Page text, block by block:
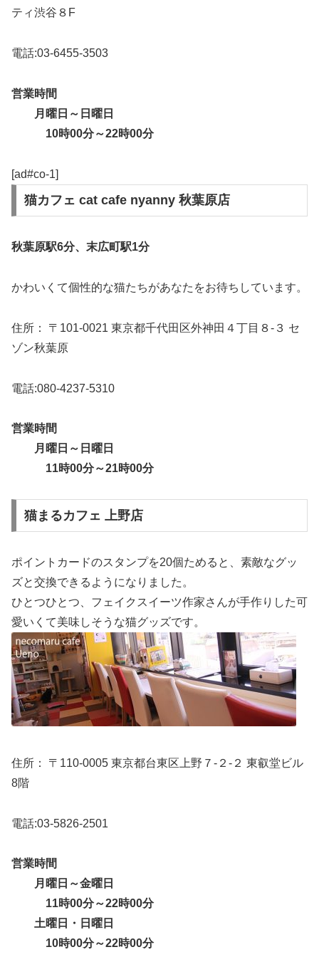
ティ渋谷８F
電話:03-6455-3503
営業時間
月曜日～日曜日
10時00分～22時00分
[ad#co-1]
猫カフェ cat cafe nyanny 秋葉原店
秋葉原駅6分、末広町駅1分
かわいくて個性的な猫たちがあなたをお待ちしています。
住所： 〒101-0021 東京都千代田区外神田４丁目８-３ セ
ゾン秋葉原
電話:080-4237-5310
営業時間
月曜日～日曜日
11時00分～21時00分
猫まるカフェ 上野店
ポイントカードのスタンプを20個ためると、素敵なグッ
ズと交換できるようになりました。
ひとつひとつ、フェイクスイーツ作家さんが手作りした可
愛いくて美味しそうな猫グッズです。
住所： 〒110-0005 東京都台東区上野７-２-２ 東叡堂ビル
8階
電話:03-5826-2501
営業時間
月曜日～金曜日
11時00分～22時00分
土曜日・日曜日
10時00分～22時00分